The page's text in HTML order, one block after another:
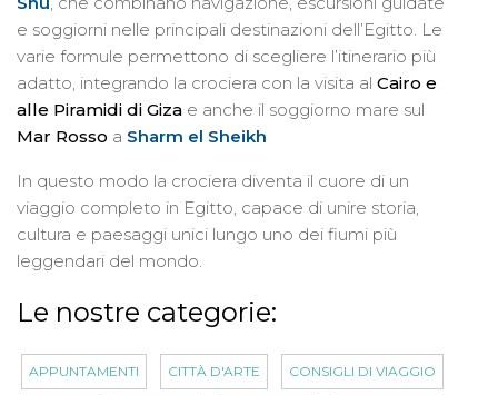
e soggiorni nelle principali destinazioni dell’Egitto. Le
varie formule permettono di scegliere l’itinerario più
adatto, integrando la crociera con la visita al Cairo e
alle Piramidi di Giza e anche il soggiorno mare sul
Mar Rosso a Sharm el Sheikh
In questo modo la crociera diventa il cuore di un
viaggio completo in Egitto, capace di unire storia,
cultura e paesaggi unici lungo uno dei fiumi più
leggendari del mondo.
Le nostre categorie:
APPUNTAMENTI CITTÀ D'ARTE CONSIGLI DI VIAGGIO